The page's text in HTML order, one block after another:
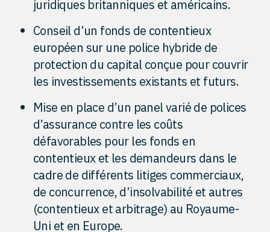
juridiques britanniques et américains.
Conseil d’un fonds de contentieux
européen sur une police hybride de
protection du capital conçue pour couvrir
les investissements existants et futurs.
Mise en place d’un panel varié de polices
d’assurance contre les coûts
défavorables pour les fonds en
contentieux et les demandeurs dans le
cadre de différents litiges commerciaux,
de concurrence, d’insolvabilité et autres
(contentieux et arbitrage) au Royaume-
Uni et en Europe.